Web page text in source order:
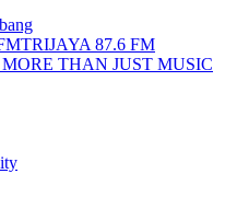
TRIJAYA 87.6 FM
THAN JUST MUSIC